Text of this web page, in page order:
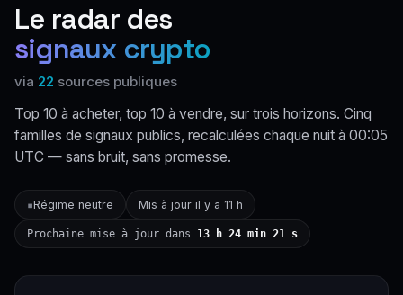
Le radar des
signaux crypto
via 22 sources publiques
Top 10 à acheter, top 10 à vendre, sur trois horizons. Cinq
familles de signaux publics, recalculées chaque nuit à 00:05
UTC — sans bruit, sans promesse.
▪Régime neutre Mis à jour il y a 11 h
Prochaine mise à jour dans 13 h 24 min 20 s